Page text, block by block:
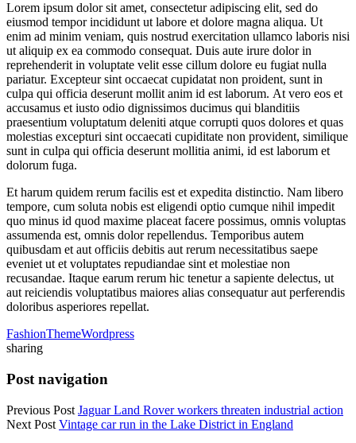
Lorem ipsum dolor sit amet, consectetur adipiscing elit, sed do
eiusmod tempor incididunt ut labore et dolore magna aliqua. Ut
enim ad minim veniam, quis nostrud exercitation ullamco laboris nisi
ut aliquip ex ea commodo consequat. Duis aute irure dolor in
reprehenderit in voluptate velit esse cillum dolore eu fugiat nulla
pariatur. Excepteur sint occaecat cupidatat non proident, sunt in
culpa qui officia deserunt mollit anim id est laborum. At vero eos et
accusamus et iusto odio dignissimos ducimus qui blanditiis
praesentium voluptatum deleniti atque corrupti quos dolores et quas
molestias excepturi sint occaecati cupiditate non provident, similique
sunt in culpa qui officia deserunt mollitia animi, id est laborum et
dolorum fuga.
Et harum quidem rerum facilis est et expedita distinctio. Nam libero
tempore, cum soluta nobis est eligendi optio cumque nihil impedit
quo minus id quod maxime placeat facere possimus, omnis voluptas
assumenda est, omnis dolor repellendus. Temporibus autem
quibusdam et aut officiis debitis aut rerum necessitatibus saepe
eveniet ut et voluptates repudiandae sint et molestiae non
recusandae. Itaque earum rerum hic tenetur a sapiente delectus, ut
aut reiciendis voluptatibus maiores alias consequatur aut perferendis
doloribus asperiores repellat.
FashionThemeWordpress
sharing
Post navigation
Previous Post Jaguar Land Rover workers threaten industrial action
Next Post Vintage car run in the Lake District in England